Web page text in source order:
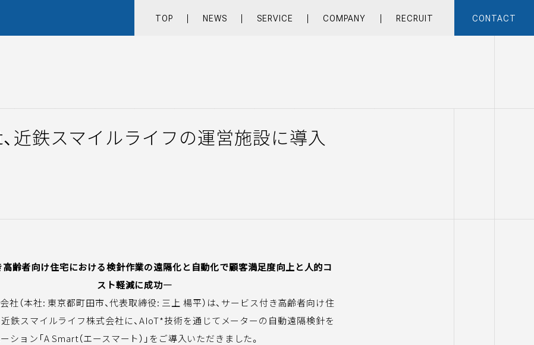
CONTACT
TOP NEWS SERVICE COMPANY RECRUIT
近鉄スマイルライフの運営施設に導入
齢者向け住宅における検針作業の遠隔化と自動化で顧客満足度向上と人的コ
スト軽減に成功―
社（本社: 東京都町田市、代表取締役: 三上 楊平）は、サービス付き高齢者向け住
鉄スマイルライフ株式会社に、AIoT*技術を通じてメーターの自動遠隔検針を
ション「A Smart（エースマート）」をご導入いただきました。
SERVICE
JA EN